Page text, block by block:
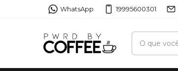
WhatsApp 19995600301